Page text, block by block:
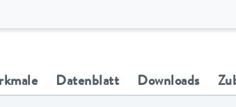
Datenblatt Downloads